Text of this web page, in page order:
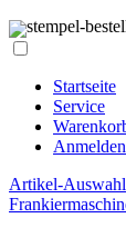
stempel-
Startseite
Service
Artikel-Auswahl